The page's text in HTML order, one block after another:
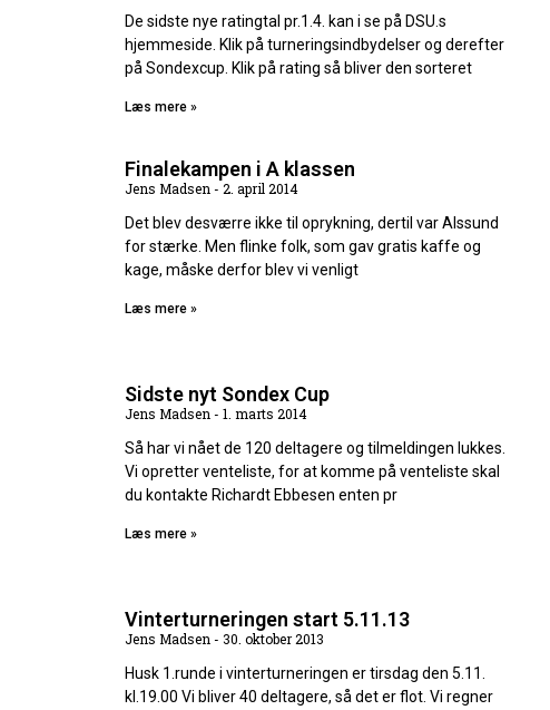
De sidste nye ratingtal pr.1.4. kan i se på DSU.s
hjemmeside. Klik på turneringsindbydelser og derefter
på Sondexcup. Klik på rating så bliver den sorteret
Læs mere »
Finalekampen i A klassen
Jens Madsen
2. april 2014
Det blev desværre ikke til oprykning, dertil var Alssund
for stærke. Men flinke folk, som gav gratis kaffe og
kage, måske derfor blev vi venligt
Læs mere »
Sidste nyt Sondex Cup
Jens Madsen
1. marts 2014
Så har vi nået de 120 deltagere og tilmeldingen lukkes.
Vi opretter venteliste, for at komme på venteliste skal
du kontakte Richardt Ebbesen enten pr
Læs mere »
Vinterturneringen start 5.11.13
Jens Madsen
30. oktober 2013
Husk 1.runde i vinterturneringen er tirsdag den 5.11.
kl.19.00 Vi bliver 40 deltagere, så det er flot. Vi regner